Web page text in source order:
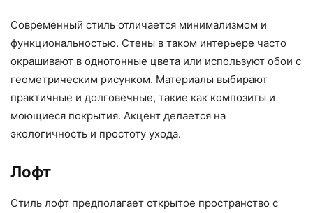
Современный стиль отличается минимализмом и
функциональностью. Стены в таком интерьере часто
окрашивают в однотонные цвета или используют обои с
геометрическим рисунком. Материалы выбирают
практичные и долговечные, такие как композиты и
моющиеся покрытия. Акцент делается на
экологичность и простоту ухода.
Лофт
Стиль лофт предполагает открытое пространство с